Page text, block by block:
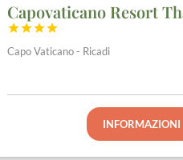
Capovaticano Resort




Capo Vaticano - Ricadi
INFORMAZIONI